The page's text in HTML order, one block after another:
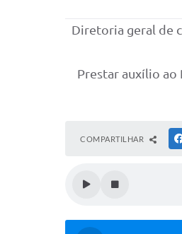
Diretoria geral de
Prestar auxílio ao
COMPARTILHAR